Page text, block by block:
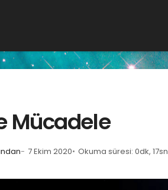
Mücadele
7 Ekim 2020 Okuma süresi: 0dk, 17sn